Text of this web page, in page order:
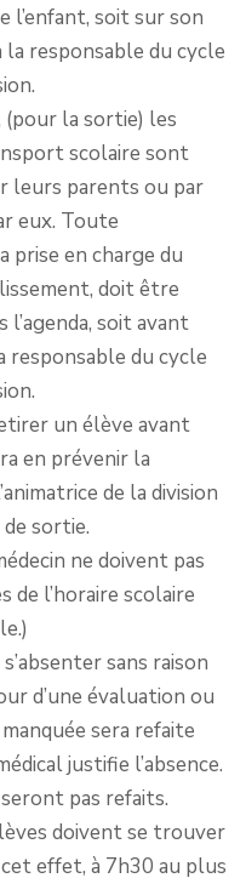
l’enfant, soit sur son
responsable du cycle
(pour la sortie) les
scolaire sont
leurs parents ou par
eux. Toute
prise en charge du
doit être
soit avant
responsable du cycle
un élève avant
en prévenir la
de la division
sortie.
ne doivent pas
l’horaire scolaire
sans raison
d’une évaluation ou
manquée sera refaite
justifie l’absence.
pas refaits.
doivent se trouver
effet, à 7h30 au plus